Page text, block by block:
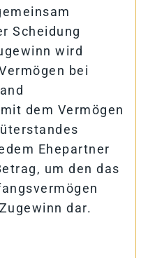
Scheidung
wird
bei
dem Vermögen
Ehepartner
um den das
dar.